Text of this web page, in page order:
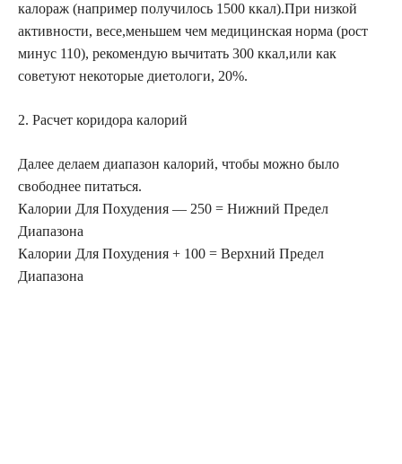
калораж (например получилось 1500 ккал).При низкой
активности, весе,меньшем чем медицинская норма (рост
минус 110), рекомендую вычитать 300 ккал,или как
советуют некоторые диетологи, 20%.
2. Расчет коридора калорий
Далее делаем диапазон калорий, чтобы можно было
свободнее питаться.
Калории Для Похудения — 250 = Нижний Предел
Диапазона
Калории Для Похудения + 100 = Верхний Предел
Диапазона